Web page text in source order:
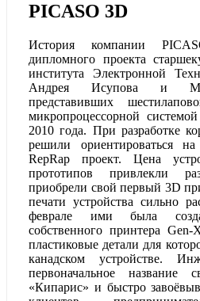
PICASO 3D
История компании
дипломного проекта
института Электронной
Андрея Исупова и
представивших
микропроцессорной
2010 года. При разработке
решили ориентироваться
RepRap проект. Цена
прототипов привлекли
приобрели свой первый 3D
печати устройства сильно
феврале ими была
собственного принтера
пластиковые детали для
канадском устройстве.
первоначальное
«Кипарис» и быстро